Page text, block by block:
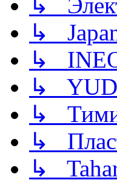
↳
↳
↳
↳
↳
↳
↳